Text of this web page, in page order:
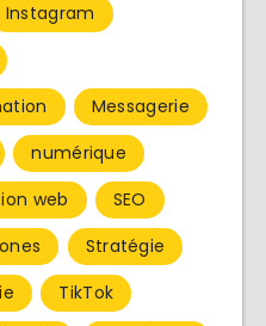
Instagram
Messagerie
numérique
web
SEO
Stratégie
TikTok